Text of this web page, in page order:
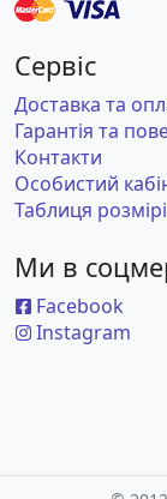
Сервіс
Доставка та
Гарантія та
Контакти
Особистий
Таблиця
Ми в
Facebook
Instagram